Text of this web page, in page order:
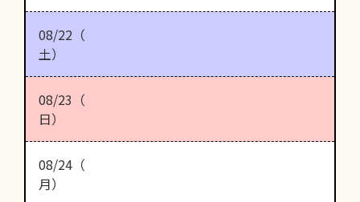
08/22（
土）
08/23（
日）
08/24（
月）